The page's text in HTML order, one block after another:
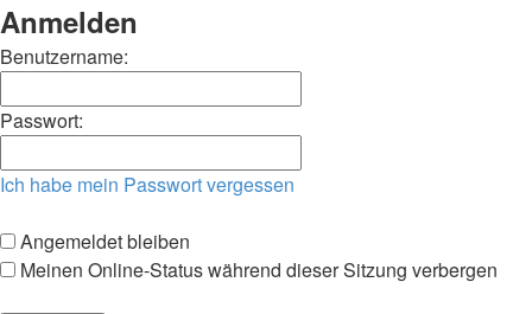
Anmelden
Benutzername:
Passwort:
Ich habe mein Passwort vergessen
Angemeldet bleiben
Meinen Online-Status während dieser Sitzung verbergen